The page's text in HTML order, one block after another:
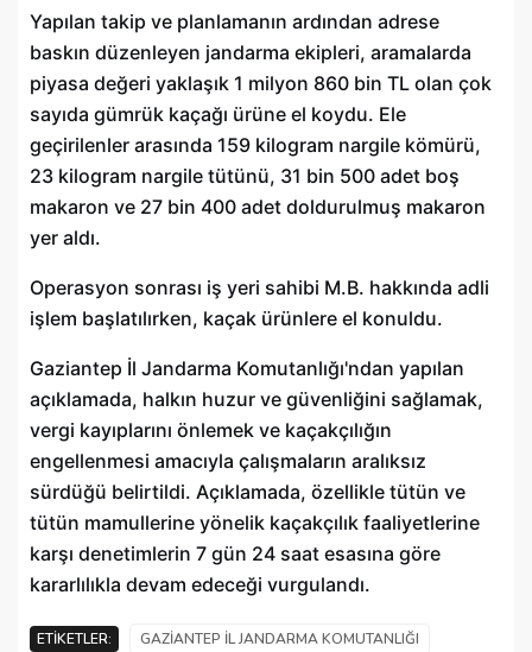
Yapılan takip ve planlamanın ardından adrese
baskın düzenleyen jandarma ekipleri, aramalarda
piyasa değeri yaklaşık 1 milyon 860 bin TL olan çok
sayıda gümrük kaçağı ürüne el koydu. Ele
geçirilenler arasında 159 kilogram nargile kömürü,
23 kilogram nargile tütünü, 31 bin 500 adet boş
makaron ve 27 bin 400 adet doldurulmuş makaron
yer aldı.
Operasyon sonrası iş yeri sahibi M.B. hakkında adli
işlem başlatılırken, kaçak ürünlere el konuldu.
Gaziantep İl Jandarma Komutanlığı'ndan yapılan
açıklamada, halkın huzur ve güvenliğini sağlamak,
vergi kayıplarını önlemek ve kaçakçılığın
engellenmesi amacıyla çalışmaların aralıksız
sürdüğü belirtildi. Açıklamada, özellikle tütün ve
tütün mamullerine yönelik kaçakçılık faaliyetlerine
karşı denetimlerin 7 gün 24 saat esasına göre
kararlılıkla devam edeceği vurgulandı.
ETIKETLER:
GAZIANTEP İL JANDARMA KOMUTANLIĞI